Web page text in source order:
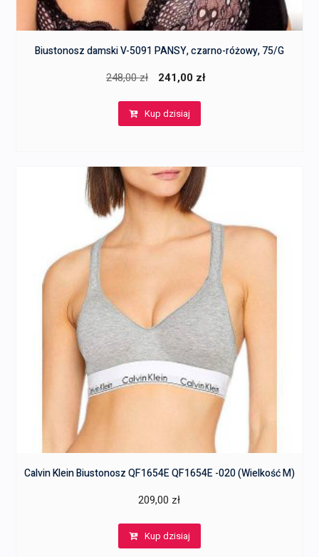
Biustonosz damski V-5091 PANSY, czarno-różowy, 75/G
248,00zł
Pierwotna
wynosiła:
241,00 zł
Kup dzisiaj
Calvin Klein Biustonosz QF1654E QF1654E -020 (Wielkość M)
209,00 zł
Kup dzisiaj